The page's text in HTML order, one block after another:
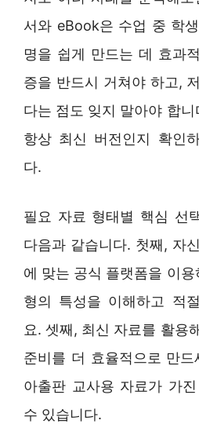
서와 eBook은 수업 중 학
명을 쉽게 만드는 데 효과
증을 반드시 거쳐야 하고,
다는 점도 잊지 말아야 합
항상 최신 버전인지 확인
다.
필요 자료 형태별 핵심 선
다음과 같습니다. 첫째, 자
에 맞는 공식 플랫폼을 이
형의 특성을 이해하고 적
요. 셋째, 최신 자료를 활용
준비를 더 효율적으로 만
아출판 교사용 자료가 가
수 있습니다.